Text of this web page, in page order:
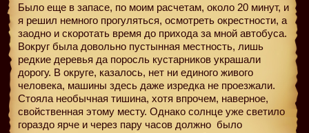
Было еще в запасе, по моим расчетам, около 20 минут, и
я решил немного прогуляться, осмотреть окрестности, а
заодно и скоротать время до прихода за мной автобуса.
Вокруг была довольно пустынная местность, лишь
редкие деревья да поросль кустарников украшали
дорогу. В округе, казалось, нет ни единого живого
человека, машины здесь даже изредка не проезжали.
Стояла необычная тишина, хотя впрочем, наверное,
свойственная этому месту. Однако солнце уже светило
гораздо ярче и через пару часов должно было